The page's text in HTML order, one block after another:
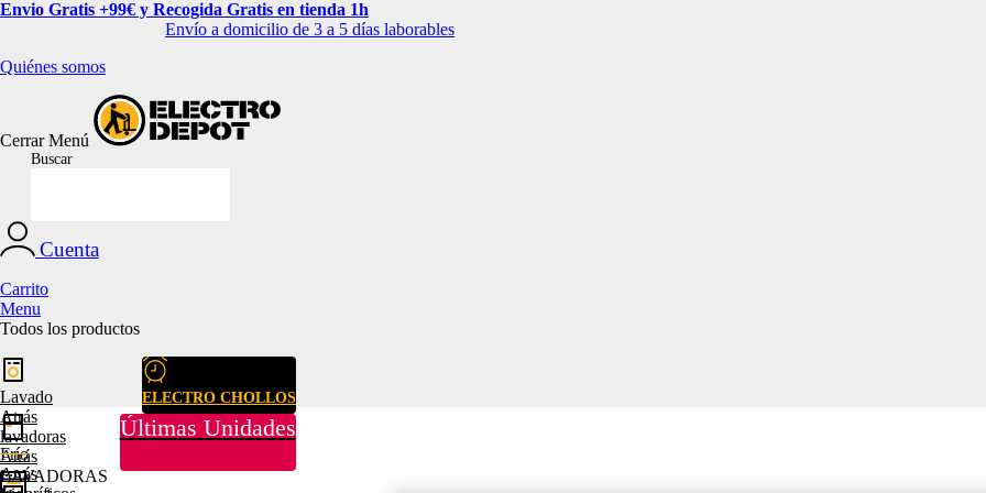
Envio Gratis +99€ y Recogida Gratis en tienda 1h
Envío a domicilio de 3 a 5 días laborables
Quiénes somos
CerrarMenú
Buscar
Cuenta
Carrito
Menu
Todos los productos
ELECTRO CHOLLOS
Últimas Unidades
Lavado
Atrás
lavadoras
Atrás
LAVADORAS
Frío
Atrás